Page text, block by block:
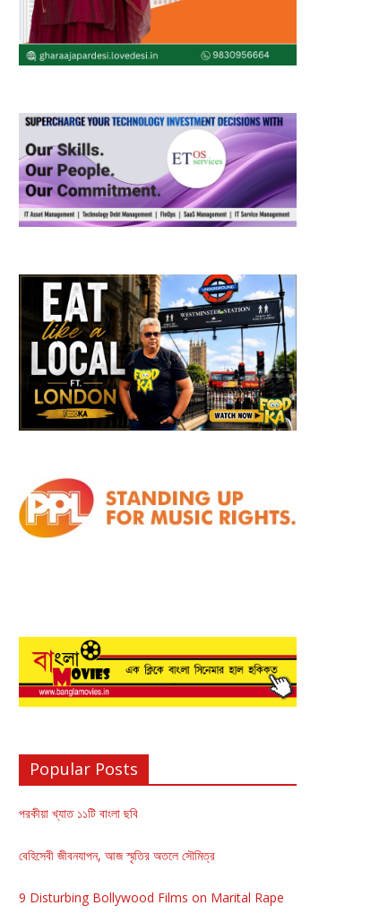
Popular Posts
পরকীয়া খ্যাত ১১টি বাংলা ছবি
বেহিসেবী জীবনযাপন, আজ স্মৃতির অতলে সৌমিত্র
9 Disturbing Bollywood Films on Marital Rape